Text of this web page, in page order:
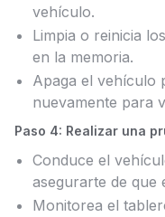
vehículo.
Limpia o reinicia
en la memoria.
Apaga el vehículo
nuevamente para
Paso 4: Realizar una
Conduce el
asegurarte de que
Monitorea el